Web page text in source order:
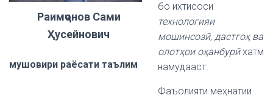
Раимҷонов Сами
Ҳусейнович
мушовири раёсати таълим
бо ихтисоси
технологияи
мошинсозӣ, дастгоҳ ва
олотҳои оҳанбурӣхатм
намудааст.
Фаъолияти меҳнатии